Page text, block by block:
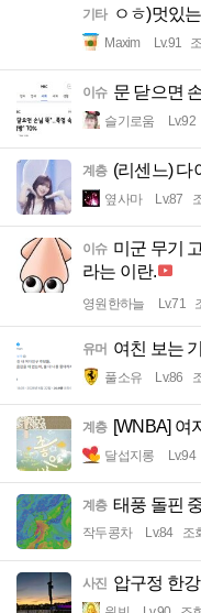
기타 ㅇㅎ)멋있
Maxim Lv.91
이슈 문 닫으면
슬기로움 Lv.92
계층 (리센느) 다
옆사마 Lv.87
이슈 미군 무기
라는 이란.
영원한하늘 Lv.71
유머 여친 보는
풀소유 Lv.86
계층 [WNBA] 여
달섭지롱 Lv.94
계층 태풍 돌핀
작두콩차 Lv.84 조
사진 압구정 한